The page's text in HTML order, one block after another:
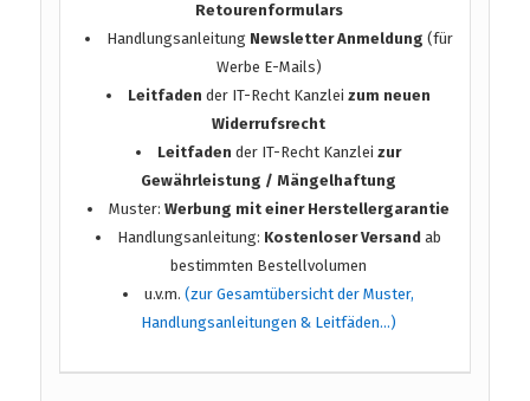
Retourenformulars
Handlungsanleitung Newsletter Anmeldung (für
Werbe E-Mails)
Leitfaden der IT-Recht Kanzleizum neuen
Widerrufsrecht
Leitfaden der IT-Recht Kanzleizur
Gewährleistung / Mängelhaftung
Muster:Werbung mit einer Herstellergarantie
Handlungsanleitung: Kostenloser Versand ab
bestimmten Bestellvolumen
u.v.m.(zur Gesamtübersicht der Muster,
Handlungsanleitungen & Leitfäden…)